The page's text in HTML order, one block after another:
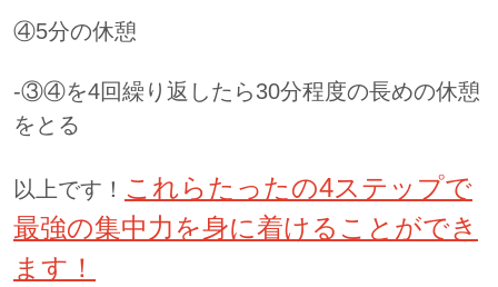
④5分の休憩
-③④を4回繰り返したら30分程度の長めの休憩
をとる
以上です！ これらたったの4ステップで
最強の集中力を身に着けることができ
ます！